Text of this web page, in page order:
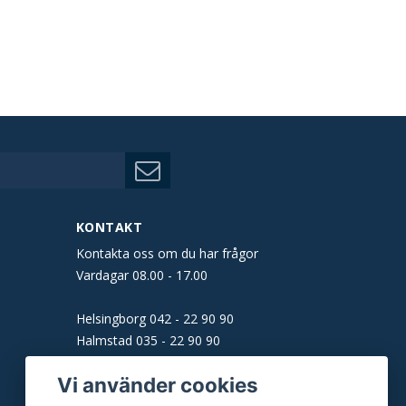
KONTAKT
Kontakta oss om du har frågor
Vardagar 08.00 - 17.00
Helsingborg 042 - 22 90 90
Halmstad 035 - 22 90 90
Malmö040 - 22 90 90
Vi använder cookies